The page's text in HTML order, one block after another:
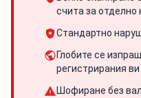
счита за отделно
Стандартно
Глобите се
регистрирания ви
Шофиране без